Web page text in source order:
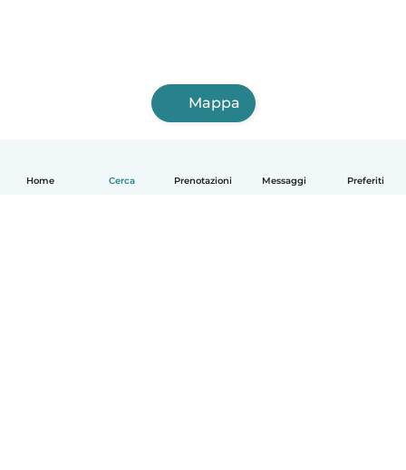
Home Cerca Prenotazioni Messaggi Preferiti
Mappa